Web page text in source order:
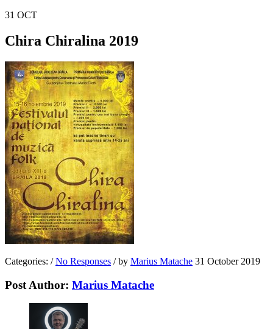
31 OCT
Chira Chiralina 2019
Categories: / No Responses /by Marius Matache 31 October 2019
Post Author: Marius Matache